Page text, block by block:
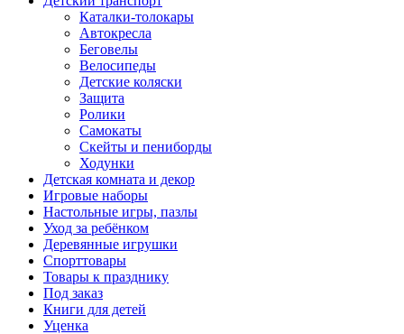
Каталки-толокары
Автокресла
Беговелы
Велосипеды
Детские коляски
Защита
Ролики
Самокаты
Скейты и пениборды
Ходунки
Детская комната и декор
Игровые наборы
Настольные игры, пазлы
Уход за ребёнком
Деревянные игрушки
Спорттовары
Товары к празднику
Под заказ
Книги для детей
Уценка